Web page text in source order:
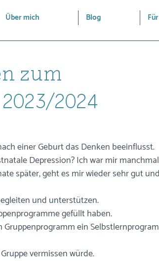
Über mich Blog
zum
2024
einer Geburt das Denken beeinflusst.
Depression? Ich war mir manchmal
später, geht es mir wieder sehr gut
und unterstützen.
gefüllt haben.
ein
vermissen würde.